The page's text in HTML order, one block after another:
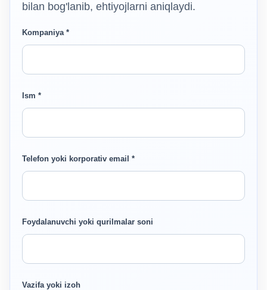
bilan bog'lanib, ehtiyojlarni aniqlaydi.
Kompaniya *
Ism *
Telefon yoki korporativ email *
Foydalanuvchi yoki qurilmalar soni
Vazifa yoki izoh